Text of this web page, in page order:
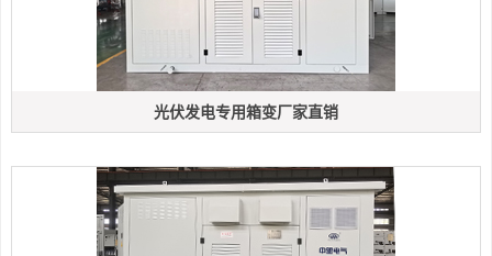
光伏发电专用箱变厂家直销